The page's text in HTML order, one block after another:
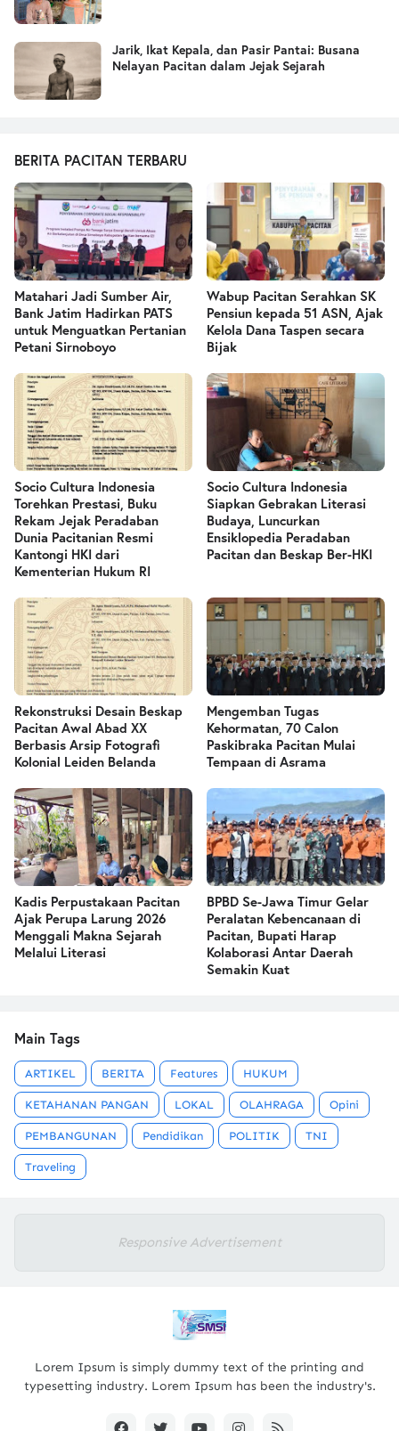
Jarik, Ikat Kepala, dan Pasir Pantai: Busana
Nelayan Pacitan dalam Jejak Sejarah
BERITA PACITAN TERBARU
Matahari Jadi Sumber Air,
Bank Jatim Hadirkan PATS
untuk Menguatkan Pertanian
Petani Sirnoboyo
Wabup Pacitan Serahkan SK
Pensiun kepada 51 ASN, Ajak
Kelola Dana Taspen secara
Bijak
Socio Cultura Indonesia
Torehkan Prestasi, Buku
Rekam Jejak Peradaban
Dunia Pacitanian Resmi
Kantongi HKI dari
Kementerian Hukum RI
Socio Cultura Indonesia
Siapkan Gebrakan Literasi
Budaya, Luncurkan
Ensiklopedia Peradaban
Pacitan dan Beskap Ber-HKI
Rekonstruksi Desain Beskap
Pacitan Awal Abad XX
Berbasis Arsip Fotografi
Kolonial Leiden Belanda
Mengemban Tugas
Kehormatan, 70 Calon
Paskibraka Pacitan Mulai
Tempaan di Asrama
Kadis Perpustakaan Pacitan
Ajak Perupa Larung 2026
Menggali Makna Sejarah
Melalui Literasi
BPBD Se-Jawa Timur Gelar
Peralatan Kebencanaan di
Pacitan, Bupati Harap
Kolaborasi Antar Daerah
Semakin Kuat
Main Tags
ARTIKEL BERITA Features HUKUM
KETAHANAN PANGAN LOKAL OLAHRAGA Opini
PEMBANGUNAN Pendidikan POLITIK TNI
Traveling
Responsive Advertisement
Lorem Ipsum is simply dummy text of the printing and
typesetting industry. Lorem Ipsum has been the industry's.